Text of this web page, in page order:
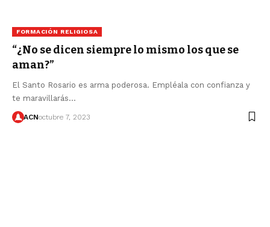
FORMACIÓN RELIGIOSA
“¿No se dicen siempre lo mismo los que se
aman?”
El Santo Rosario es arma poderosa. Empléala con confianza y
te maravillarás…
ACNoctubre 7, 2023